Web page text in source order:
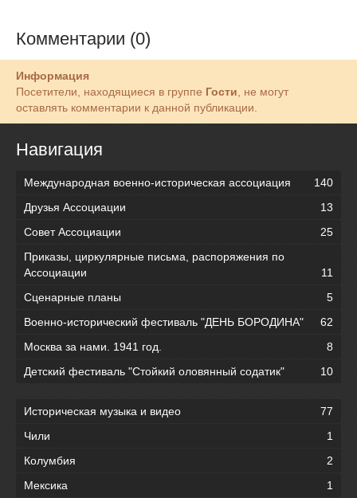
Комментарии (0)
Информация
Посетители, находящиеся в группе Гости , не могут
оставлять комментарии к данной публикации.
Навигация
Международная военно-историческая ассоциация
140
Друзья Ассоциации
13
Совет Ассоциации
25
Приказы, циркулярные письма, распоряжения по
Ассоциации
11
Сценарные планы
5
Военно-исторический фестиваль "ДЕНЬ БОРОДИНА"
62
Москва за нами. 1941 год.
8
Детский фестиваль "Стойкий оловянный содатик"
10
Историческая музыка и видео
77
Чили
1
Колумбия
2
Мексика
1